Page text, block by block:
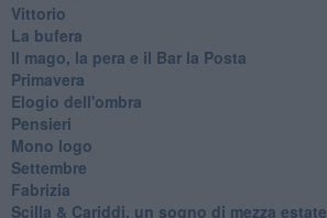
Vittorio
La bufera
Il mago, la pera e il Bar la Posta
Primavera
Elogio dell'ombra
Pensieri
Mono logo
Settembre
Fabrizia
​Scilla & Cariddi, un sogno di mezza estate